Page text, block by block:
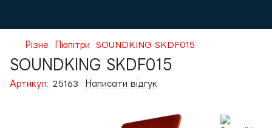
Різне Пюпітри SOUNDKING SKDF015
SOUNDKING SKDF015
Артикул: 25163 Написати відгук